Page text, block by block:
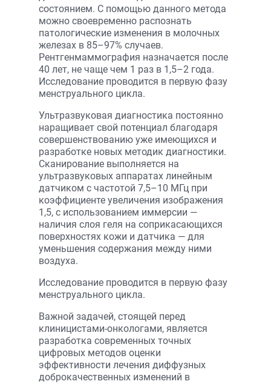
состоянием. С помощью данного метода
можно своевременно распознать
патологические изменения в молочных
железах в 85–97% случаев.
Рентгенмаммография назначается после
40 лет, не чаще чем 1 раз в 1,5–2 года.
Исследование проводится в первую фазу
менструального цикла.
Ультразвуковая диагностика постоянно
наращивает свой потенциал благодаря
совершенствованию уже имеющихся и
разработке новых методик диагностики.
Сканирование выполняется на
ультразвуковых аппаратах линейным
датчиком с частотой 7,5–10 МГц при
коэффициенте увеличения изображения
1,5, с использованием иммерсии —
наличия слоя геля на соприкасающихся
поверхностях кожи и датчика — для
уменьшения содержания между ними
воздуха.
Исследование проводится в первую фазу
менструального цикла.
Важной задачей, стоящей перед
клиницистами-онкологами, является
разработка современных точных
цифровых методов оценки
эффективности лечения диффузных
доброкачественных изменений в